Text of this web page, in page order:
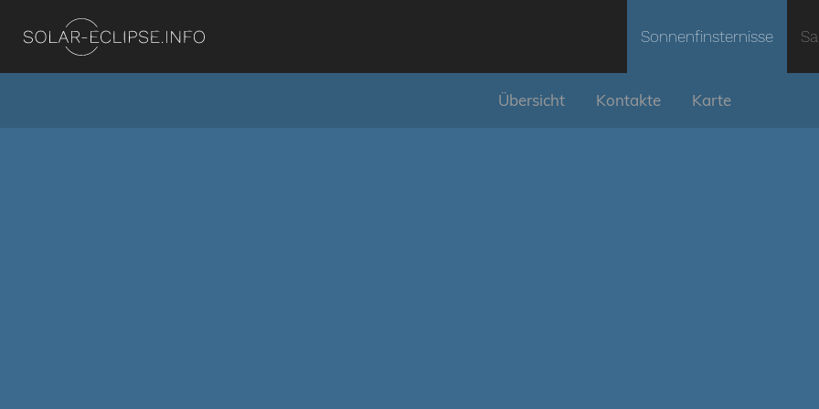
Sonnenfinsternisse
Übersicht Kontakte Karte